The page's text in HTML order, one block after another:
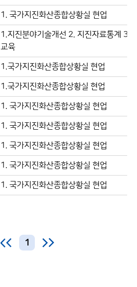
1. 국가지진화산종합상황실 현업
1.지진분야기술개선 2. 지진자료통계 3.
교육
1.국가지진화산종합상황실 현업
1.국가지진화산종합상황실 현업
1. 국가지진화산종합상황실 현업
1. 국가지진화산종합상황실 현업
1. 국가지진화산종합상황실 현업
1. 국가지진화산종합상황실 현업
1. 국가지진화산종합상황실 현업
1